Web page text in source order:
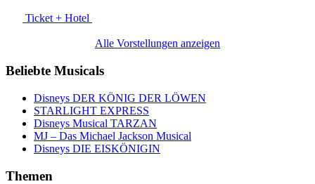
Ticket + Hotel
Alle Vorstellungen anzeigen
Beliebte Musicals
Disneys DER KÖNIG DER LÖWEN
STARLIGHT EXPRESS
Disneys Musical TARZAN
MJ – Das Michael Jackson Musical
Disneys DIE EISKÖNIGIN
Themen